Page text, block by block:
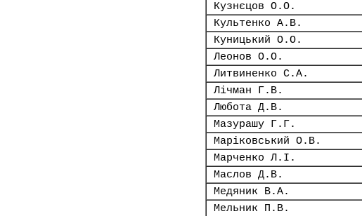
Кузнєцов О.О.
Культенко А.В.
Куницький О.О.
Леонов О.О.
Литвиненко С.А.
Лічман Г.В.
Любота Д.В.
Мазурашу Г.Г.
Маріковський О.В.
Марченко Л.І.
Маслов Д.В.
Медяник В.А.
Мельник П.В.